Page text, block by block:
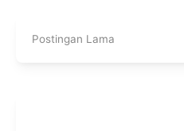
Postingan Lama